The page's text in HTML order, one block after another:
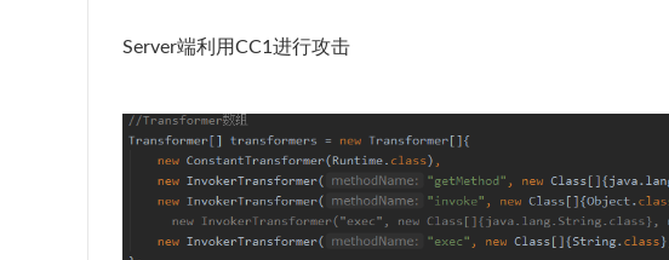
Server端利用CC1进行攻击